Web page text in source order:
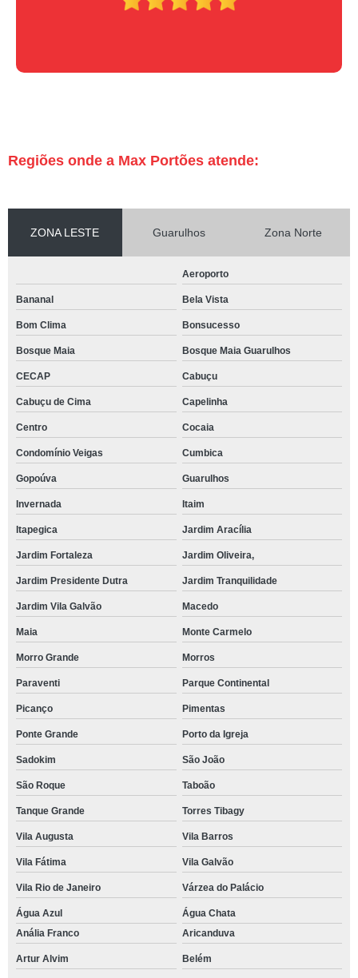
Regiões onde a Max Portões atende:
ZONA LESTE Guarulhos Zona Norte
Aeroporto
Bananal Bela Vista
Bom Clima Bonsucesso
Bosque Maia Bosque Maia Guarulhos
CECAP Cabuçu
Cabuçu de Cima Capelinha
Centro Cocaia
Condomínio Veigas Cumbica
Gopoúva Guarulhos
Invernada Itaim
Itapegica Jardim Aracília
Jardim Fortaleza Jardim Oliveira,
Jardim Presidente Dutra Jardim Tranquilidade
Jardim Vila Galvão Macedo
Maia Monte Carmelo
Morro Grande Morros
Paraventi Parque Continental
Picanço Pimentas
Ponte Grande Porto da Igreja
Sadokim São João
São Roque Taboão
Tanque Grande Torres Tibagy
Vila Augusta Vila Barros
Vila Fátima Vila Galvão
Vila Rio de Janeiro Várzea do Palácio
Água Azul
Água Chata
Anália Franco
Aricanduva
Artur Alvim Belém